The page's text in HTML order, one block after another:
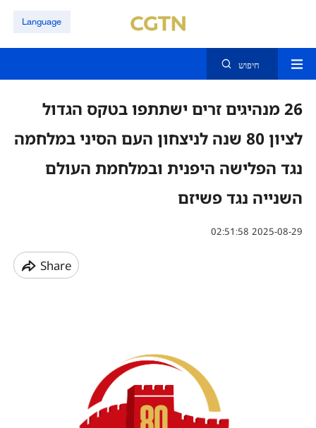
Language
חיפוש
26 מנהיגים זרים ישתתפו בטקס הגדול
לציון 80 שנה לניצחון העם הסיני במלחמה
נגד הפלישה היפנית ובמלחמת העולם
השנייה נגד פשיזם
02:51:58 2025-08-29
Share